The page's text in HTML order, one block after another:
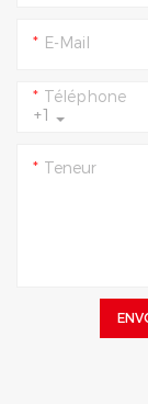
E-Mail
+1
Téléphone
Teneur